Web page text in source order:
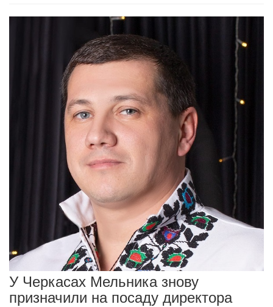
У Черкасах Мельника знову
призначили на посаду директора